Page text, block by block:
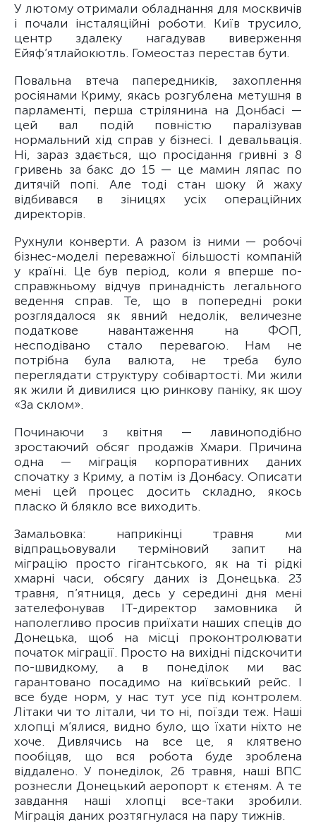
У лютому отримали обладнання для москвичів
і почали інсталяційні роботи. Київ трусило,
центр здалеку нагадував виверження
Ейяф’ятлайокютль. Гомеостаз перестав бути.
Повальна втеча папередників, захоплення
росіянами Криму, якась розгублена метушня в
парламенті, перша стрілянина на Донбасі —
цей вал подій повністю паралізував
нормальний хід справ у бізнесі. І девальвація.
Ні, зараз здається, що просідання гривні з 8
гривень за бакс до 15 — це мамин ляпас по
дитячій попі. Але тоді стан шоку й жаху
відбивався в зіницях усіх операційних
директорів.
Рухнули конверти. А разом із ними — робочі
бізнес-моделі переважної більшості компаній
у країні. Це був період, коли я вперше по-
справжньому відчув принадність легального
ведення справ. Те, що в попередні роки
розглядалося як явний недолік, величезне
податкове навантаження на ФОП,
несподівано стало перевагою. Нам не
потрібна була валюта, не треба було
переглядати структуру собівартості. Ми жили
як жили й дивилися цю ринкову паніку, як шоу
«За склом».
Починаючи з квітня — лавиноподібно
зростаючий обсяг продажів Хмари. Причина
одна — міграція корпоративних даних
спочатку з Криму, а потім із Донбасу. Описати
мені цей процес досить складно, якось
пласко й блякло все виходить.
Замальовка: наприкінці травня ми
відпрацьовували терміновий запит на
міграцію просто гігантського, як на ті рідкі
хмарні часи, обсягу даних із Донецька. 23
травня, п’ятниця, десь у середині дня мені
зателефонував ІТ-директор замовника й
наполегливо просив приїхати наших спеців до
Донецька, щоб на місці проконтролювати
початок міграції. Просто на вихідні підскочити
по-швидкому, а в понеділок ми вас
гарантовано посадимо на київський рейс. І
все буде норм, у нас тут усе під контролем.
Літаки чи то літали, чи то ні, поїзди теж. Наші
хлопці м’ялися, видно було, що їхати ніхто не
хоче. Дивлячись на все це, я клятвено
пообіцяв, що вся робота буде зроблена
віддалено. У понеділок, 26 травня, наші ВПС
рознесли Донецький аеропорт к єтеням. А те
завдання наші хлопці все-таки зробили.
Міграція даних розтягнулася на пару тижнів.